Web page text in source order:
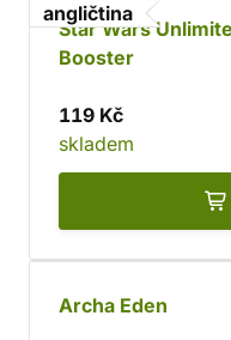
angličtina
Star Wars
Booster
119 Kč
skladem
Archa Eden